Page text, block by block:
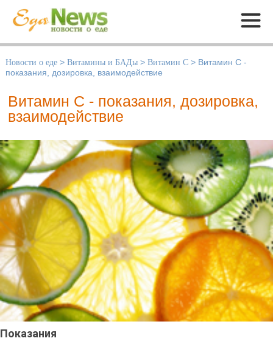
Меню
Новости о еде > Витамины и БАДы > Витамин С > Витамин С -
показания, дозировка, взаимодействие
Витамин С - показания, дозировка,
взаимодействие
Показания